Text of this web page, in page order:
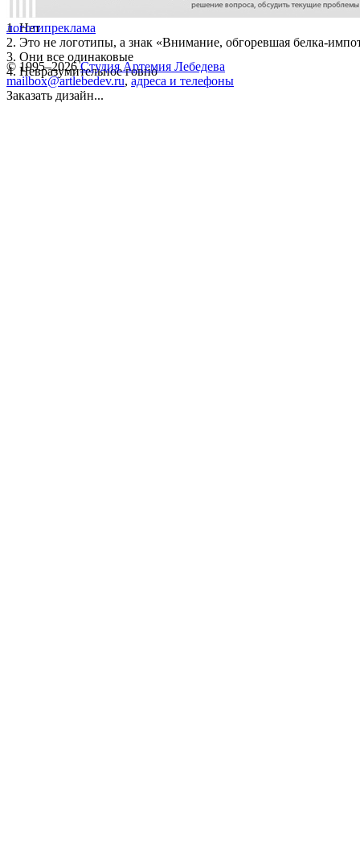
1. Нет
2. Это не логотипы, а знак «Внимание, обгоревшая белка-
3. Они все одинаковые
4. Невразумительное говно
логотипреклама
© 1995–2026 Студия Артемия Лебедева
mailbox@artlebedev.ru, адреса и телефоны
Заказать дизайн...